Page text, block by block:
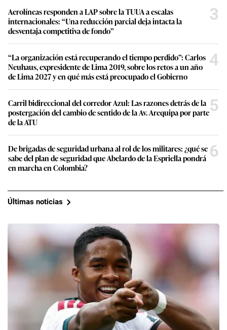
Aerolíneas responden a LAP sobre la TUUA a escalas
internacionales: “Una reducción parcial deja intacta la
desventaja competitiva de fondo”
3
“La organización está recuperando el tiempo perdido”: Carlos
Neuhaus, expresidente de Lima 2019, sobre los retos a un año
de Lima 2027 y en qué más está preocupado el Gobierno
4
Carril bidireccional del corredor Azul: Las razones detrás de la
postergación del cambio de sentido de la Av. Arequipa por parte
de la ATU
5
De brigadas de seguridad urbana al rol de los militares: ¿qué se
sabe del plan de seguridad que Abelardo de la Espriella pondrá
en marcha en Colombia?
6
Últimas noticias